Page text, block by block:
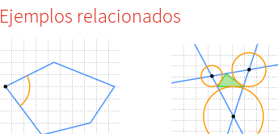
Ejemplos relacionados